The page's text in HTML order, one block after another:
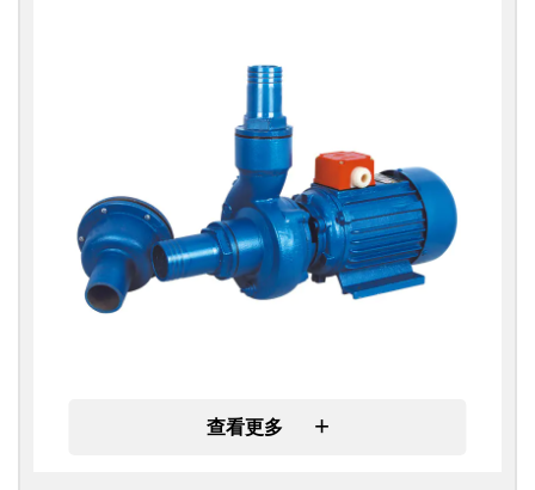
查看更多 +